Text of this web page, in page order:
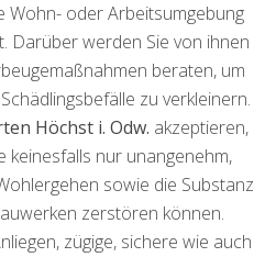
Wohn- oder Arbeitsumgebung
Darüber werden Sie von ihnen
beraten, um
zu verkleinern.
Höchst i. Odw. akzeptieren,
keinesfalls nur unangenehm,
sowie die Substanz
zerstören können.
zügige, sichere wie auch